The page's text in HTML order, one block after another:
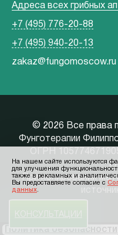
Адреса всех грибных
+7 (495) 776-20-88
+7 (495) 940-20-13
zakaz@fungomoscow.ru
© 2026 Все права
Фунготерапии
При копировании
Политика безопасности
На нашем сайте используются
для улучшения
также в рекламных и
Вы предоставляете согласие c
данных.